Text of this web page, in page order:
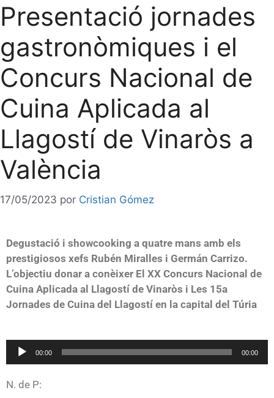
Presentació jornades
gastronòmiques i el
Concurs Nacional de
Cuina Aplicada al
Llagostí de Vinaròs a
València
17/05/2023 por Cristian Gómez
Degustació i showcooking a quatre mans amb els
prestigiosos xefs Rubén Miralles i Germán Carrizo.
L’objectiu donar a conèixer El XX Concurs Nacional de
Cuina Aplicada al Llagostí de Vinaròs i Les 15a
Jornades de Cuina del Llagostí en la capital del Túria
Reproductor
de
audio
00:00 00:00
N. de P: